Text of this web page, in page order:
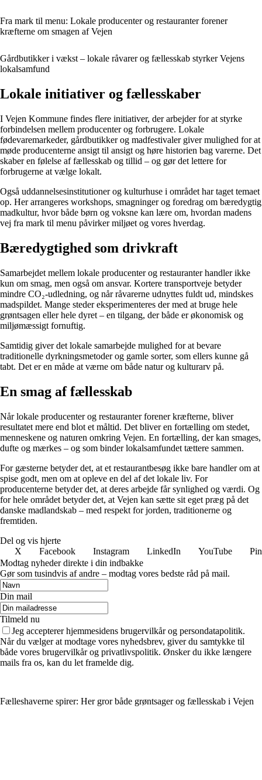
Fra mark til menu: Lokale producenter og restauranter forener
kræfterne om smagen af Vejen
Gårdbutikker i vækst – lokale råvarer og fællesskab styrker Vejens
lokalsamfund
Lokale initiativer og fællesskaber
I Vejen Kommune findes flere initiativer, der arbejder for at styrke
forbindelsen mellem producenter og forbrugere. Lokale
fødevaremarkeder, gårdbutikker og madfestivaler giver mulighed for at
møde producenterne ansigt til ansigt og høre historien bag varerne. Det
skaber en følelse af fællesskab og tillid – og gør det lettere for
forbrugerne at vælge lokalt.
Også uddannelsesinstitutioner og kulturhuse i området har taget temaet
op. Her arrangeres workshops, smagninger og foredrag om bæredygtig
madkultur, hvor både børn og voksne kan lære om, hvordan madens
vej fra mark til menu påvirker miljøet og vores hverdag.
Bæredygtighed som drivkraft
Samarbejdet mellem lokale producenter og restauranter handler ikke
kun om smag, men også om ansvar. Kortere transportveje betyder
mindre CO₂-udledning, og når råvarerne udnyttes fuldt ud, mindskes
madspildet. Mange steder eksperimenteres der med at bruge hele
grøntsagen eller hele dyret – en tilgang, der både er økonomisk og
miljømæssigt fornuftig.
Samtidig giver det lokale samarbejde mulighed for at bevare
traditionelle dyrkningsmetoder og gamle sorter, som ellers kunne gå
tabt. Det er en måde at værne om både natur og kulturarv på.
En smag af fællesskab
Når lokale producenter og restauranter forener kræfterne, bliver
resultatet mere end blot et måltid. Det bliver en fortælling om stedet,
menneskene og naturen omkring Vejen. En fortælling, der kan smages,
dufte og mærkes – og som binder lokalsamfundet tættere sammen.
For gæsterne betyder det, at et restaurantbesøg ikke bare handler om at
spise godt, men om at opleve en del af det lokale liv. For
producenterne betyder det, at deres arbejde får synlighed og værdi. Og
for hele området betyder det, at Vejen kan sætte sit eget præg på det
danske madlandskab – med respekt for jorden, traditionerne og
fremtiden.
Del og vis hjerte
X
Facebook Instagram LinkedIn YouTube
Modtag nyheder direkte i din indbakke
Gør som tusindvis af andre – modtag vores bedste råd på mail.
Din mail
Tilmeld nu
Jeg accepterer hjemmesidens brugervilkår og persondatapolitik.
Når du vælger at modtage vores nyhedsbrev, giver du samtykke til
både vores brugervilkår og privatlivspolitik. Ønsker du ikke længere
mails fra os, kan du let framelde dig.
Fælleshaverne spirer: Her gror både grøntsager og fællesskab i Vejen